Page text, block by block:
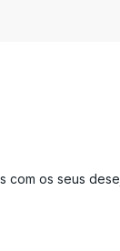
com os seus